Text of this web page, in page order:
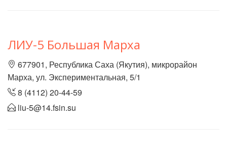
ЛИУ-5 Большая Марха
677901, Республика Саха (Якутия), микрорайон
Марха, ул. Экспериментальная, 5/1
8 (4112) 20-44-59
liu-5@14.fsin.su